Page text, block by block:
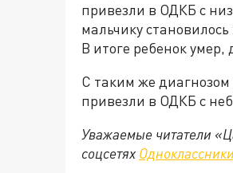
привезли в ОДКБ с
мальчику
В итоге ребенок
С таким же
привезли в ОДКБ с
Уважаемые читатели
соцсетях Одноклассники